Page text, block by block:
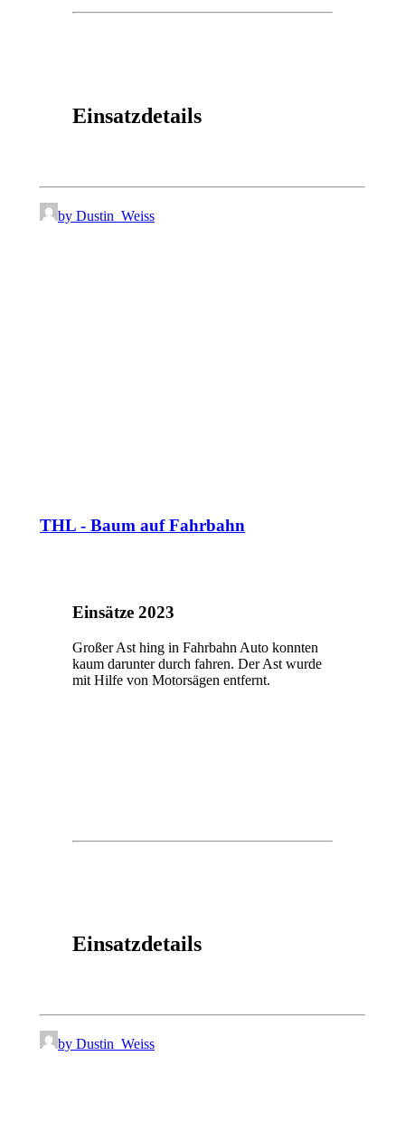
Einsatzdetails
by Dustin_Weiss
THL - Baum auf Fahrbahn
Einsätze 2023
Großer Ast hing in Fahrbahn Auto konnten
kaum darunter durch fahren. Der Ast wurde
mit Hilfe von Motorsägen entfernt.
Einsatzdetails
by Dustin_Weiss